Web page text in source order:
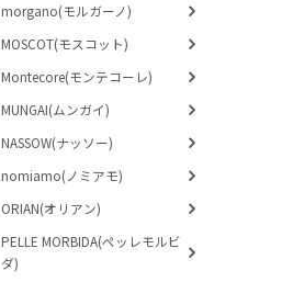
morgano(モルガーノ)
MOSCOT(モスコット)
Montecore(モンテコーレ)
MUNGAI(ムンガイ)
NASSOW(ナッソー)
nomiamo(ノミアモ)
ORIAN(オリアン)
PELLE MORBIDA(ペッレモルビ
ダ)